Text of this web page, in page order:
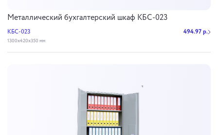
Металлический бухгалтерский шкаф КБС-023
КБС-023 494.97 р.
1300х420х350 мм